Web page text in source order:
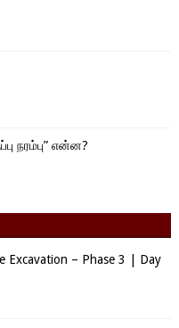
நரம்பு” என்ன?
Excavation – Phase 3 | Day